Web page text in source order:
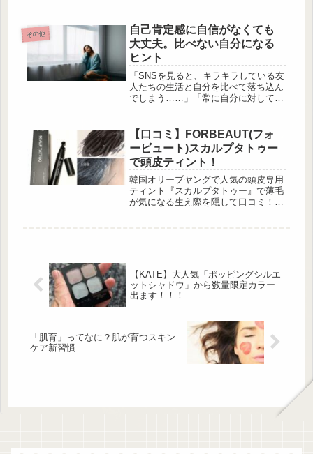
でお届けします。
その他
自己肯定感に自信がなくても
大丈夫。比べない自分になる
ヒント
「SNSを見ると、キラキラしている友
人たちの生活と自分を比べて落ち込ん
でしまう……」「常に自分に対して自
ったり、自分に厳しすぎたりするクセ
は、小さな習慣を意識することで改善
できます。今回は、自己肯定感につい
て、あんしん漢方薬剤師の山形ゆかり
さんに解説いただきます。どうして他
人とこんなに比べてしまうんだろう？
出典:Unsplash そもそも、「...
【口コミ】FORBEAUT(フォ
ービュート)スカルプタトゥー
で頭皮ティント！
韓国オリーブヤングで人気の頭皮専用
ティント『スカルプタトゥー』で薄毛
が気になる生え際を隠して口コミ！頭
【KATE】大人気「ポッピングシルエ
ットシャドウ」から数量限定カラー
出ます！！！
「肌育」ってなに？肌が育つスキン
ケア新習慣